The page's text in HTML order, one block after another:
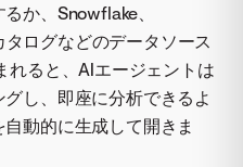
か、Snowflake、
ログなどのデータソース
れると、AIエージェントは
し、即座に分析できるよ
動的に生成して開きま